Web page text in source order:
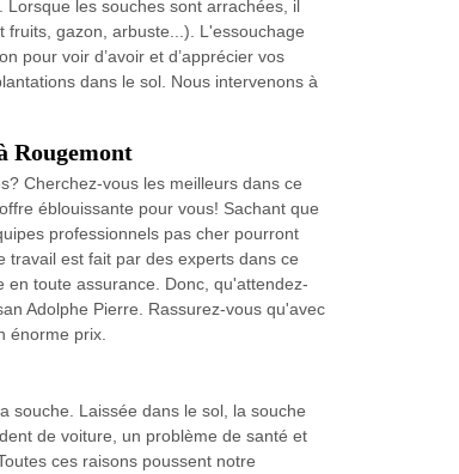
Lorsque les souches sont arrachées, il
gazon, arbuste...). L'essouchage
pour voir d’avoir et d’apprécier vos
dans le sol. Nous intervenons à
Rougemont
Cherchez-vous les meilleurs dans ce
éblouissante pour vous! Sachant que
professionnels pas cher pourront
travail est fait par des experts dans ce
toute assurance. Donc, qu'attendez-
Adolphe Pierre. Rassurez-vous qu'avec
énorme prix.
souche. Laissée dans le sol, la souche
de voiture, un problème de santé et
ces raisons poussent notre